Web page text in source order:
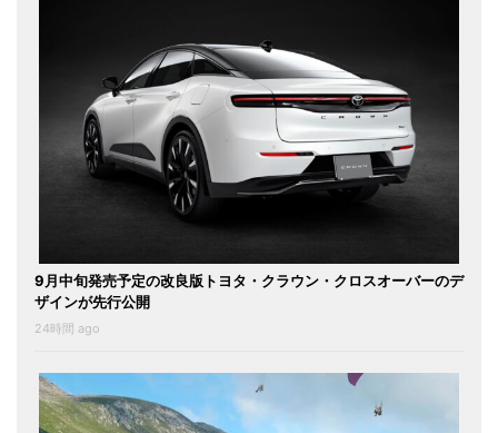
9月中旬発売予定の改良版トヨタ・クラウン・クロスオーバーのデ
ザインが先行公開
24時間 ago